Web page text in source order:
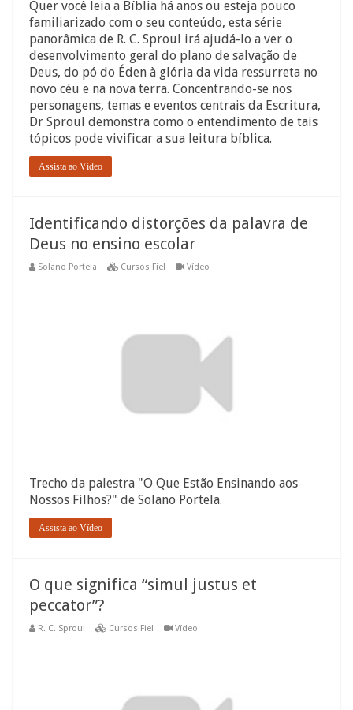
Quer você leia a Bíblia há anos ou esteja pouco
familiarizado com o seu conteúdo, esta série
panorâmica de R. C. Sproul irá ajudá-lo a ver o
desenvolvimento geral do plano de salvação de
Deus, do pó do Éden à glória da vida ressurreta no
novo céu e na nova terra. Concentrando-se nos
personagens, temas e eventos centrais da Escritura,
Dr Sproul demonstra como o entendimento de tais
tópicos pode vivificar a sua leitura bíblica.
Assista ao Vídeo
Identificando distorções da palavra de
Deus no ensino escolar
Solano Portela Cursos Fiel Vídeo
Trecho da palestra "O Que Estão Ensinando aos
Nossos Filhos?" de Solano Portela.
Assista ao Vídeo
O que significa “simul justus et
peccator”?
R. C. Sproul Cursos Fiel Vídeo